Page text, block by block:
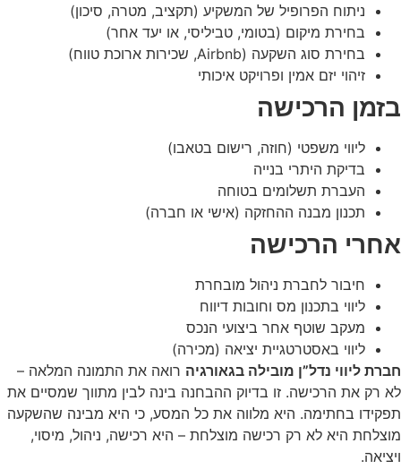
ניתוח הפרופיל של המשקיע (תקציב, מטרה, סיכון)
בחירת מיקום (בטומי, טביליסי, או יעד אחר)
בחירת סוג השקעה (Airbnb, שכירות ארוכת טווח)
זיהוי יזם אמין ופרויקט איכותי
בזמן הרכישה
ליווי משפטי (חוזה, רישום בטאבו)
בדיקת היתרי בנייה
העברת תשלומים בטוחה
תכנון מבנה ההחזקה (אישי או חברה)
אחרי הרכישה
חיבור לחברת ניהול מובחרת
ליווי בתכנון מס וחובות דיווח
מעקב שוטף אחר ביצועי הנכס
ליווי באסטרטגיית יציאה (מכירה)
חברת ליווי נדל”ן מובילה בגאורגיה רואה את התמונה המלאה –
לא רק את הרכישה. זו בדיוק ההבחנה בינה לבין מתווך שמסיים את
תפקידו בחתימה. היא מלווה את כל המסע, כי היא מבינה שהשקעה
מוצלחת היא לא רק רכישה מוצלחת – היא רכישה, ניהול, מיסוי,
ויציאה.